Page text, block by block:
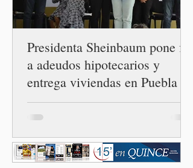
tenga relaciones
diplomáticas con el mu
Presidenta Sheinbaum pone fin
a adeudos hipotecarios y
entrega viviendas en Puebla